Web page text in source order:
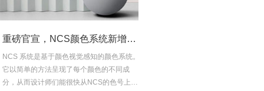
重磅官宣，NCS颜色系统新增100种全新色调
NCS 系统是基于颜色视觉感知的颜色系统。
它以简单的方法呈现了每个颜色的不同成
分，从而设计师们能很快从NCS的色号上辨